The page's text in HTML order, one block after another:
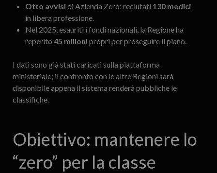
Otto avvisidi Azienda Zero: reclutati 130 medici
in libera professione.
Nel 2025, esauriti i fondi nazionali, la Regione ha
reperito45 milionipropri per proseguire il piano.
I dati sono già stati caricati sulla piattaforma
ministeriale; il confronto con le altre Regioni sarà
disponibile appena il sistema renderà pubbliche le
classifiche.
Obiettivo: mantenere lo
“zero” per la classe